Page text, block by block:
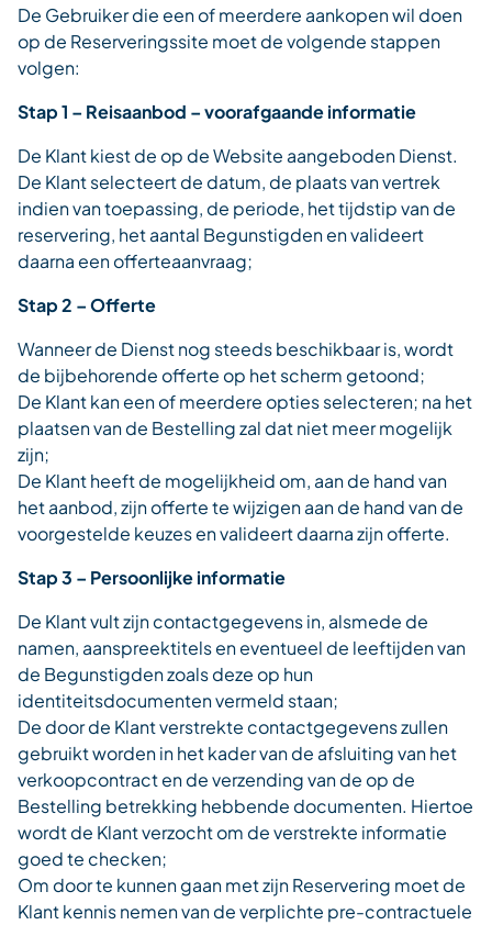
De Gebruiker die een of meerdere aankopen wil doen
op de Reserveringssite moet de volgende stappen
volgen:
Stap 1 – Reisaanbod – voorafgaande informatie
De Klant kiest de op de Website aangeboden Dienst.
De Klant selecteert de datum, de plaats van vertrek
indien van toepassing, de periode, het tijdstip van de
reservering, het aantal Begunstigden en valideert
daarna een offerteaanvraag;
Stap 2 – Offerte
Wanneer de Dienst nog steeds beschikbaar is, wordt
de bijbehorende offerte op het scherm getoond;
De Klant kan een of meerdere opties selecteren; na het
plaatsen van de Bestelling zal dat niet meer mogelijk
zijn;
De Klant heeft de mogelijkheid om, aan de hand van
het aanbod, zijn offerte te wijzigen aan de hand van de
voorgestelde keuzes en valideert daarna zijn offerte.
Stap 3 – Persoonlijke informatie
De Klant vult zijn contactgegevens in, alsmede de
namen, aanspreektitels en eventueel de leeftijden van
de Begunstigden zoals deze op hun
identiteitsdocumenten vermeld staan;
De door de Klant verstrekte contactgegevens zullen
gebruikt worden in het kader van de afsluiting van het
verkoopcontract en de verzending van de op de
Bestelling betrekking hebbende documenten. Hiertoe
wordt de Klant verzocht om de verstrekte informatie
goed te checken;
Om door te kunnen gaan met zijn Reservering moet de
Klant kennis nemen van de verplichte pre-contractuele